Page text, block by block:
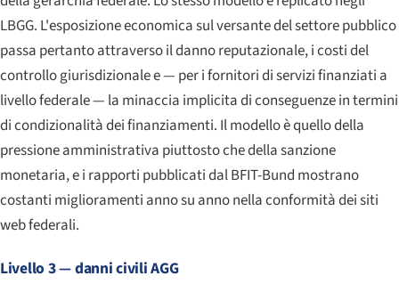
LBGG. L'esposizione economica sul versante del settore pubblico
passa pertanto attraverso il danno reputazionale, i costi del
controllo giurisdizionale e — per i fornitori di servizi finanziati a
livello federale — la minaccia implicita di conseguenze in termini
di condizionalità dei finanziamenti. Il modello è quello della
pressione amministrativa piuttosto che della sanzione
monetaria, e i rapporti pubblicati dal BFIT-Bund mostrano
costanti miglioramenti anno su anno nella conformità dei siti
web federali.
Livello 3 — danni civili AGG